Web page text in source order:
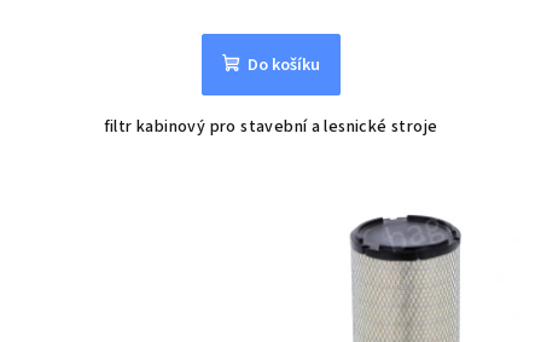
Do košíku
filtr kabinový pro stavební a lesnické stroje